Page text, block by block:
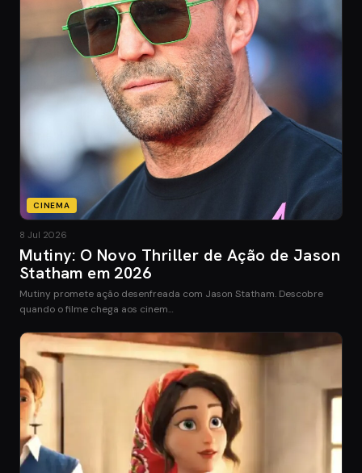
CINEMA
8 Jul 2026
Mutiny: O Novo Thriller de Ação de Jason
Statham em 2026
Mutiny promete ação desenfreada com Jason Statham. Descobre
quando o filme chega aos cinem…